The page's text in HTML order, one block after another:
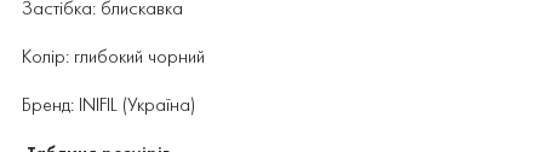
Застібка: блискавка
Колір: глибокий чорний
Бренд: INIFIL (Україна)